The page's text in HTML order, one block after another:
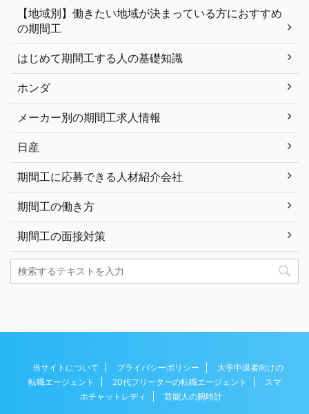
【地域別】働きたい地域が決まっている方におすすめ
の期間工
はじめて期間工する人の基礎知識
ホンダ
メーカー別の期間工求人情報
日産
期間工に応募できる人材紹介会社
期間工の働き方
期間工の面接対策
当サイトについて プライバシーポリシー
大学中退者向けの
転職エージェント
20代フリーターの転職エージェント
スマ
ホチャットレディ
芸能人の腕時計